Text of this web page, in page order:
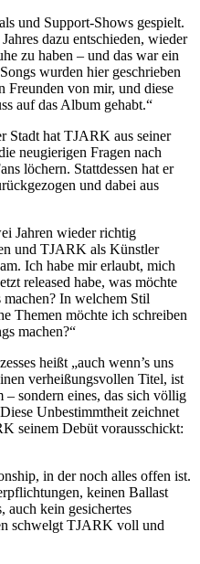
und Support-Shows gespielt.
dazu entschieden, wieder
zu haben – und das war ein
wurden hier geschrieben
Freunden von mir, und diese
auf das Album gehabt.“
Stadt hat TJARK aus seiner
neugierigen Fragen nach
löchern. Stattdessen hat er
und dabei aus
Jahren wieder richtig
und TJARK als Künstler
Ich habe mir erlaubt, mich
released habe, was möchte
In welchem Stil
Themen möchte ich schreiben
machen?“
heißt „auch wenn’s uns
verheißungsvollen Titel, ist
sondern eines, das sich völlig
Unbestimmtheit zeichnet
seinem Debüt vorausschickt:
in der noch alles offen ist.
keinen Ballast
auch kein gesichertes
schwelgt TJARK voll und